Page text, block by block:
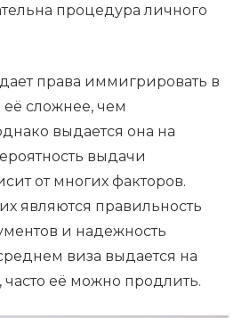
процедура личного
права иммигрировать в
её сложнее, чем
выдается она на
выдачи
от многих факторов.
являются правильность
и надежность
виза выдается на
часто её можно продлить.